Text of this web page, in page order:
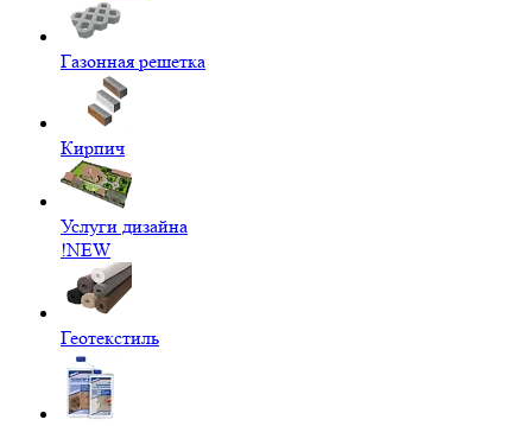
Газонная решетка
Кирпич
Услуги дизайна
!NEW
Геотекстиль